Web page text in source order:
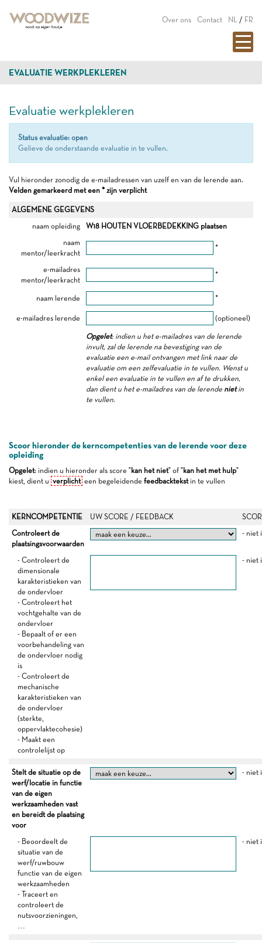
Over ons Contact NL / FR
EVALUATIE WERKPLEKLEREN
Evaluatie werkplekleren
Status evaluatie: open
Gelieve de onderstaande evaluatie in te vullen.
Vul hieronder zonodig de e-mailadressen van uzelf en van de lerende aan.
Velden gemarkeerd met een * zijn verplicht
ALGEMENE GEGEVENS
naam opleiding
W18 HOUTEN VLOERBEDEKKING plaatsen
naam
mentor/leerkracht
*
e-mailadres
mentor/leerkracht
*
naam lerende *
e-mailadres lerende (optioneel)
Opgelet: indien u het e-mailadres van de lerende
invult, zal de lerende na bevestiging van de
evaluatie een e-mail ontvangen met link naar de
evaluatie om een zelfevaluatie in te vullen. Wenst u
enkel een evaluatie in te vullen en af te drukken,
dan dient u het e-mailadres van de lerende nietin
te vullen.
Scoor hieronder de kerncompetenties van de lerende voor deze
opleiding
Opgelet: indien u hieronder als score "kan het niet" of "kan het met hulp"
kiest, dient u verplicht een begeleidende feedbacktekstin te vullen
KERNCOMPETENTIE UW SCORE / FEEDBACK
Controleert de
plaatsingsvoorwaarden
- niet
- Controleert de
dimensionale
karakteristieken van
de ondervloer
- Controleert het
vochtgehalte van de
ondervloer
- Bepaalt of er een
voorbehandeling van
de ondervloer nodig
is
- Controleert de
mechanische
karakteristieken van
de ondervloer
(sterkte,
oppervlaktecohesie)
- Maakt een
controlelijst op
- niet
Stelt de situatie op de
werf/locatie in functie
van de eigen
werkzaamheden vast
en bereidt de plaatsing
voor
- niet
- Beoordeelt de
situatie van de
werf/ruwbouw
functie van de eigen
werkzaamheden
- Traceert en
controleert de
nutsvoorzieningen,
…
- niet